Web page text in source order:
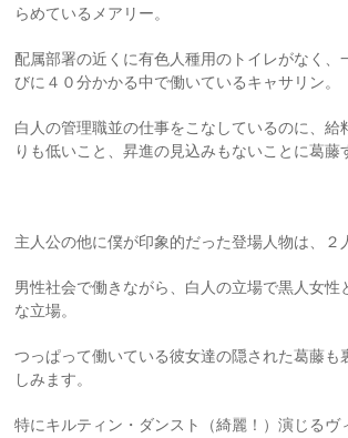
らめているメアリー。
配属部署の近くに有色人種用のトイレがなく、
びに４０分かかる中で働いているキャサリン。
白人の管理職並の仕事をこなしているのに、給
りも低いこと、昇進の見込みもないことに葛藤
主人公の他に僕が印象的だった登場人物は、２
男性社会で働きながら、白人の立場で黒人女性
な立場。
つっぱって働いている彼女達の隠された葛藤も
しみます。
特にキルティン・ダンスト（綺麗！）演じるヴ